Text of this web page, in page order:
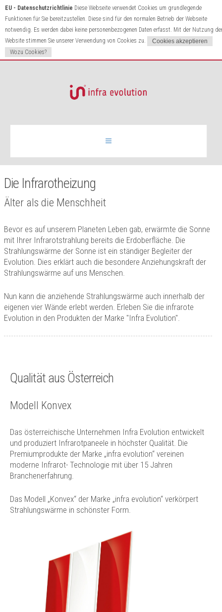
EU - Datenschutzrichtlinie Diese Webseite verwendet Cookies um grundlegende
Funktionen für Sie bereitzustellen. Diese sind für den normalen Betrieb der Webseite
notwendig. Es werden dabei keine personenbezogenen Daten erfasst. Mit der Nutzung
Website stimmen Sie unserer Verwendung von Cookies zu.
Wozu Cookies?
Infrarotheizung
Produkte
Kontakt
Die Infrarotheizung
Älter als die Menschheit
Bevor es auf unserem Planeten Leben gab, erwärmte die Sonne
mit Ihrer Infrarotstrahlung bereits die Erdoberfläche. Die
Strahlungswärme der Sonne ist ein ständiger Begleiter der
Evolution. Dies erklärt auch die besondere Anziehungskraft der
Strahlungswärme auf uns Menschen.
Nun kann die anziehende Strahlungswärme auch innerhalb der
eigenen vier Wände erlebt werden. Erleben Sie die infrarote
Evolution in den Produkten der Marke "Infra Evolution".
Qualität aus Österreich
Modell Konvex
Das österreichische Unternehmen Infra Evolution entwickelt
und produziert Infrarotpaneele in höchster Qualität. Die
Premiumprodukte der Marke „infra evolution“ vereinen
moderne Infrarot- Technologie mit über 15 Jahren
Branchenerfahrung.
Das Modell „Konvex“ der Marke „infra evolution“ verkörpert
Strahlungswärme in schönster Form.